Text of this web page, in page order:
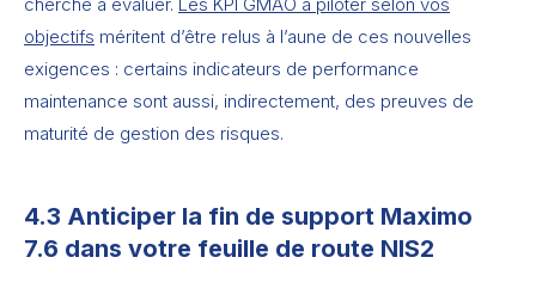
objectifs méritent d’être relus à l’aune de ces nouvelles
exigences : certains indicateurs de performance
maintenance sont aussi, indirectement, des preuves de
maturité de gestion des risques.
4.3 Anticiper la fin de support Maximo
7.6 dans votre feuille de route NIS2